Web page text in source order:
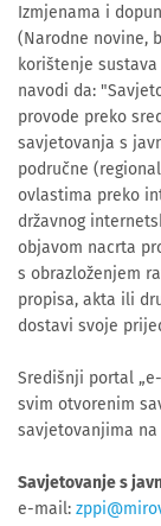
Izmjenama i
(Narodne novine,
korištenje
navodi da:
provode preko
savjetovanja s
područne
ovlastima preko
državnog
objavom nacrta
s obrazloženjem
propisa, akta ili
dostavi svoje
Središnji portal
svim otvorenim
savjetovanjima
Savjetovanje s
e-mail: